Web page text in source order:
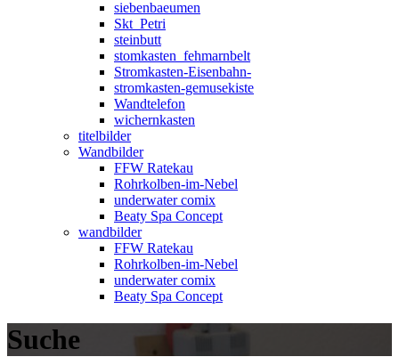
siebenbaeumen
Skt_Petri
steinbutt
stomkasten_fehmarnbelt
Stromkasten-Eisenbahn-
stromkasten-gemusekiste
Wandtelefon
wichernkasten
titelbilder
Wandbilder
FFW Ratekau
Rohrkolben-im-Nebel
underwater comix
Beaty Spa Concept
wandbilder
FFW Ratekau
Rohrkolben-im-Nebel
underwater comix
Beaty Spa Concept
Suche